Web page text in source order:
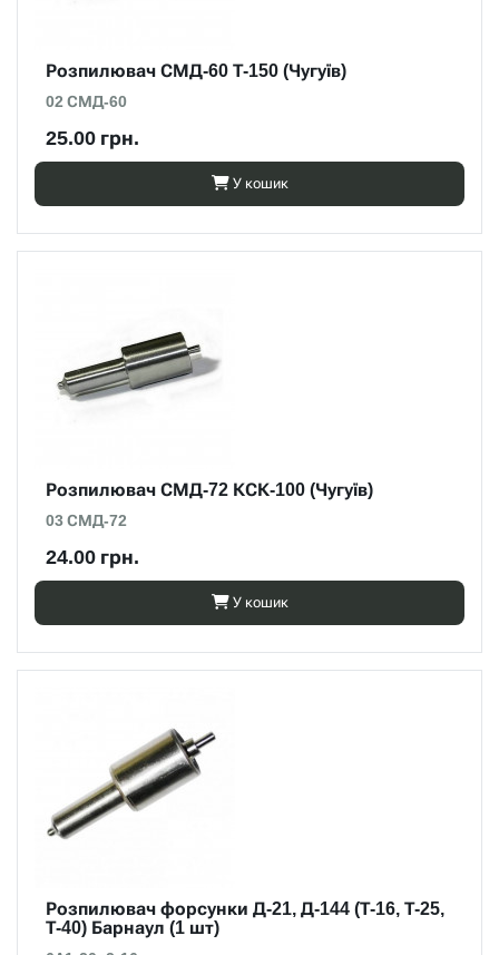
Розпилювач СМД-60 Т-150 (Чугуїв)
02 СМД-60
25.00 грн.
У кошик
Розпилювач СМД-72 КСК-100 (Чугуїв)
03 СМД-72
24.00 грн.
У кошик
Розпилювач форсунки Д-21, Д-144 (Т-16, Т-25,
Т-40) Барнаул (1 шт)